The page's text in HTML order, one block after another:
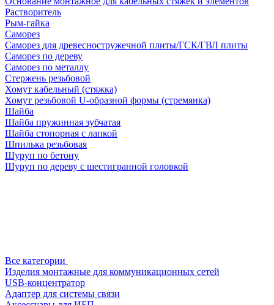
Растворитель
Рым-гайка
Саморез
Саморез для древесностружечной плиты/ГСК/ГВЛ плиты
Саморез по дереву
Саморез по металлу
Стержень резьбовой
Хомут кабельный (стяжка)
Хомут резьбовой U-образной формы (стремянка)
Шайба
Шайба пружинная зубчатая
Шайба стопорная с лапкой
Шпилька резьбовая
Шуруп по бетону
Шуруп по дереву с шестигранной головкой
Все категории
Изделия монтажные для коммуникационных сетей
USB-концентратор
Адаптер для системы связи